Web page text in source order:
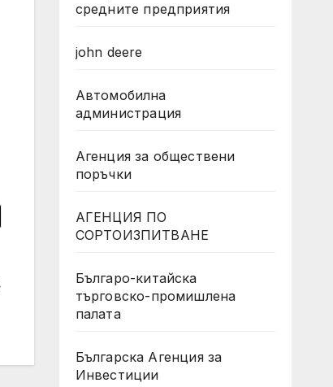
средните предприятия
john deere
Автомобилна
администрация
Агенция за обществени
поръчки
АГЕНЦИЯ ПО
СОРТОИЗПИТВАНЕ
Българо-китайска
търговско-промишлена
палата
Българска Агенция за
Инвестиции